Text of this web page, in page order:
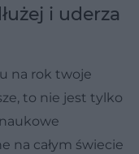
i uderza
na rok twoje
to nie jest tylko
na całym świecie